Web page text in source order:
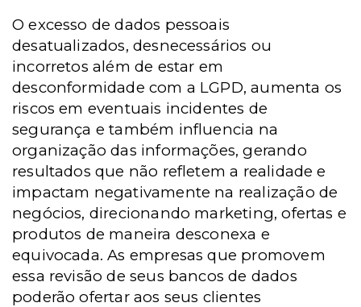
O excesso de dados pessoais
desatualizados, desnecessários ou
incorretos além de estar em
desconformidade com a LGPD, aumenta os
riscos em eventuais incidentes de
segurança e também influencia na
organização das informações, gerando
resultados que não refletem a realidade e
impactam negativamente na realização de
negócios, direcionando marketing, ofertas e
produtos de maneira desconexa e
equivocada. As empresas que promovem
essa revisão de seus bancos de dados
poderão ofertar aos seus clientes